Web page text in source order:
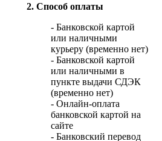
2. Способ оплаты
- Банковской картой
или наличными
курьеру (временно нет)
- Банковской картой
или наличными в
пункте выдачи СДЭК
(временно нет)
- Онлайн-оплата
банковской картой на
сайте
- Банковский перевод